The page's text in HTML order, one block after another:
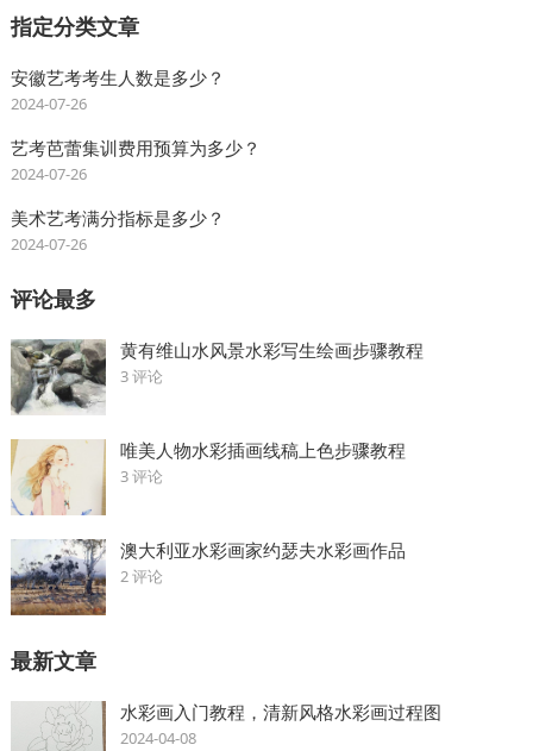
指定分类文章
安徽艺考考生人数是多少？
2024-07-26
艺考芭蕾集训费用预算为多少？
2024-07-26
美术艺考满分指标是多少？
2024-07-26
评论最多
黄有维山水风景水彩写生绘画步骤教程
3 评论
唯美人物水彩插画线稿上色步骤教程
3 评论
澳大利亚水彩画家约瑟夫水彩画作品
2 评论
最新文章
水彩画入门教程，清新风格水彩画过程图
2024-04-08